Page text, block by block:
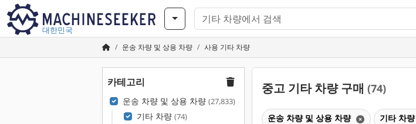
대한민국
운송 차량 및 상용 차량 사용 기타 차량
카테고리
운송 차량 및 상용 차량 (27,833)
기타 차량 (74)
중고 기타 차량 구매 (74)
운송 차량 및 상용 차량 기타 차량